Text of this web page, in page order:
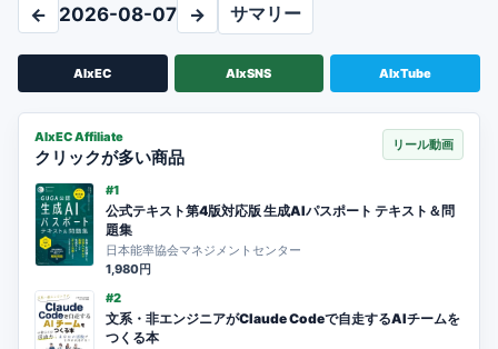
← 2026-08-07 → サマリー
AIxEC AIxSNS AIxTube
AIxEC Affiliate
クリックが多い商品
リール動画
#1
公式テキスト第4版対応版 生成AIパスポート テキスト＆問
題集
日本能率協会マネジメントセンター
1,980円
#2
文系・非エンジニアがClaude Codeで自走するAIチームを
つくる本